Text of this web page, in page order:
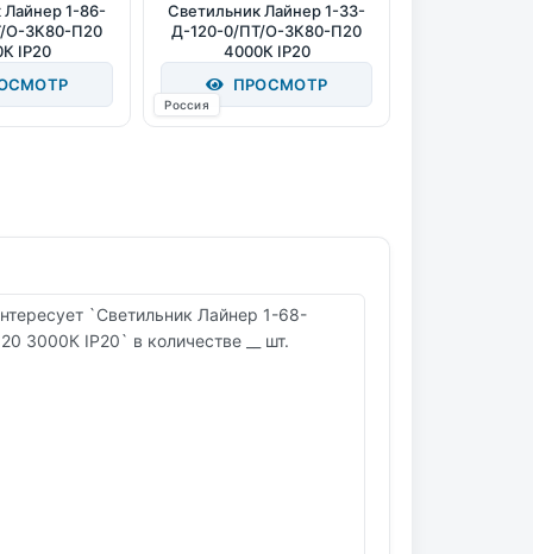
Лайнер 1-86-
О-3К80-П20
IP20
Светильник Лайнер 1-33-
Д-120-0/ПТ/О-3К80-П20
4000К IP20
ПРОСМОТР
Россия